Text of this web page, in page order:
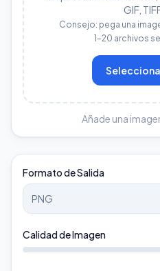
GIF,
Consejo: pega una
1–20 archivos
Añade una
Formato de Salida
Calidad de Imagen